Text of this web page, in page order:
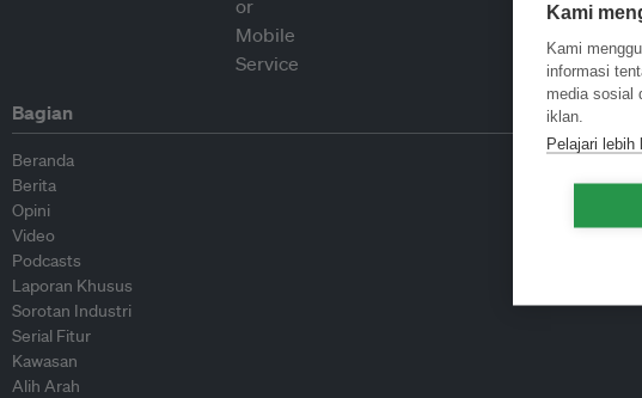
Bagian
Beranda
Berita
Opini
Video
Podcasts
Laporan Khusus
Sorotan Industri
Serial Fitur
Kawasan
Alih Arah
Kami
Kami
informasi
media sosial
iklan.
Pelajari lebih